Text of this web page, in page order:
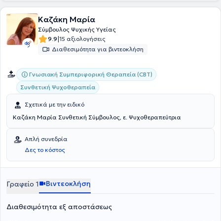
Καζάκη Μαρία
Σύμβουλος Ψυχικής Υγείας
9.9|15 αξιολογήσεις
Διαθεσιμότητα για βιντεοκλήση
Γνωσιακή Συμπεριφορική Θεραπεία (CBT)
Συνθετική Ψυχοθεραπεία
Σχετικά με την ειδικό
Καζάκη Μαρία Συνθετική Σύμβουλος, ε. Ψυχοθεραπεύτρια
Απλή συνεδρία
Δες το κόστος
Γραφείο 1 Βιντεοκλήση
Διαθεσιμότητα εξ αποστάσεως